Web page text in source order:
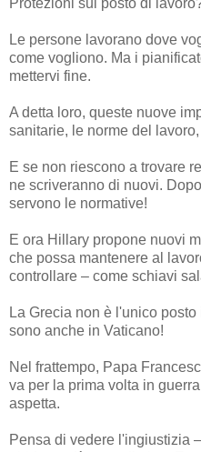
Protezioni sul posto di
Le persone lavorano dove
come vogliono. Ma i
mettervi fine.
A detta loro, queste nuove
sanitarie, le norme del
E se non riescono a trovare
ne scriveranno di nuovi.
servono le normative!
E ora Hillary propone nuovi
che possa mantenere al
controllare – come schiavi
La Grecia non è l'unico
sono anche in Vaticano!
Nel frattempo, Papa
va per la prima volta in
aspetta.
Pensa di vedere l'ingiustizia